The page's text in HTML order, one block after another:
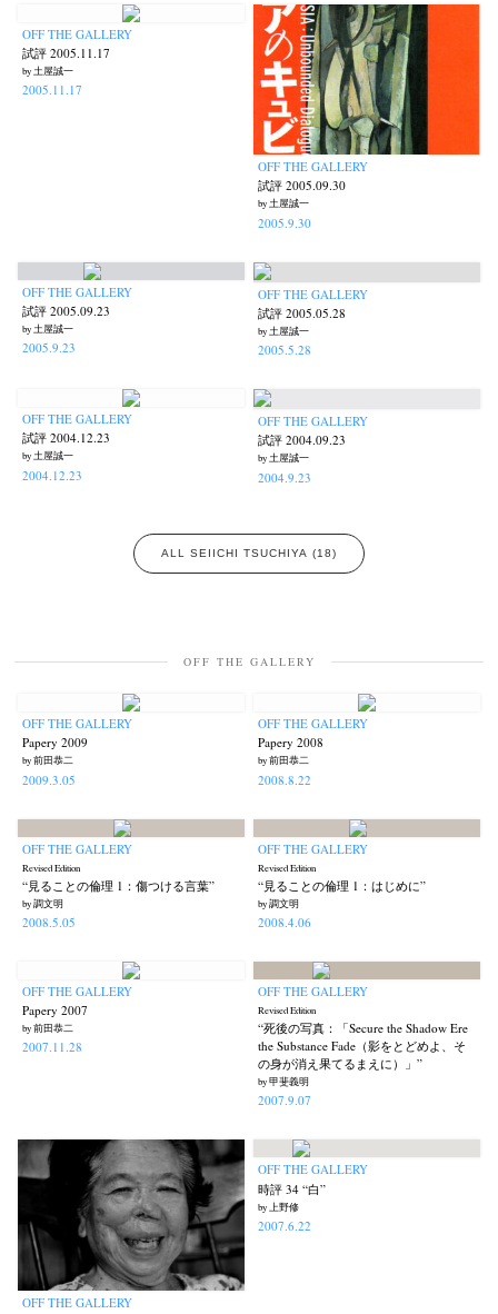
OFF THE GALLERY
試評 2005.11.17
by 土屋誠一
2005.11.17
OFF THE GALLERY
試評 2005.09.30
by 土屋誠一
2005.9.30
OFF THE GALLERY
試評 2005.09.23
by 土屋誠一
2005.9.23
OFF THE GALLERY
試評 2005.05.28
by 土屋誠一
2005.5.28
OFF THE GALLERY
試評 2004.12.23
by 土屋誠一
2004.12.23
OFF THE GALLERY
試評 2004.09.23
by 土屋誠一
2004.9.23
ALL SEIICHI TSUCHIYA (18)
OFF THE GALLERY
OFF THE GALLERY
Papery 2009
by 前田恭二
2009.3.05
OFF THE GALLERY
Papery 2008
by 前田恭二
2008.8.22
OFF THE GALLERY
Revised Edition
“見ることの倫理 1：傷つける言葉”
by 調文明
2008.5.05
OFF THE GALLERY
Revised Edition
“見ることの倫理 1：はじめに”
by 調文明
2008.4.06
OFF THE GALLERY
Papery 2007
by 前田恭二
2007.11.28
OFF THE GALLERY
Revised Edition
“死後の写真：「Secure the Shadow Ere
the Substance Fade（影をとどめよ、そ
の身が消え果てるまえに）」”
by 甲斐義明
2007.9.07
OFF THE GALLERY
OFF THE GALLERY
時評 34 “白”
by 上野修
2007.6.22